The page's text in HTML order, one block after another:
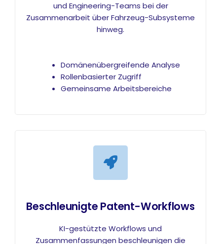
und Engineering-Teams bei der
Zusammenarbeit über Fahrzeug-Subsysteme
hinweg.
Domänenübergreifende Analyse
Rollenbasierter Zugriff
Gemeinsame Arbeitsbereiche
Beschleunigte Patent-Workflows
KI-gestützte Workflows und
Zusammenfassungen beschleunigen die